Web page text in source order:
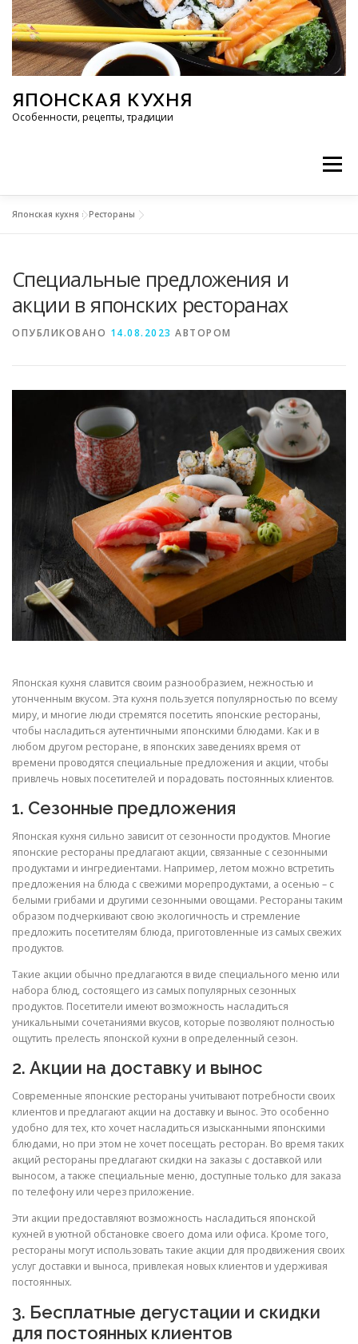
Перейти к содержимому
ЯПОНСКАЯ КУХНЯ
Особенности, рецепты, традиции
Меню
РЕЦЕПТЫ ТРАДИЦИИ СТАТЬИ
Японская кухня »Рестораны
Специальные предложения и
акции в японских ресторанах
ОПУБЛИКОВАНО 14.08.2023 АВТОРОМ
Японская кухня славится своим разнообразием, нежностью и
утонченным вкусом. Эта кухня пользуется популярностью по всему
миру, и многие люди стремятся посетить японские рестораны,
чтобы насладиться аутентичными японскими блюдами. Как и в
любом другом ресторане, в японских заведениях время от
времени проводятся специальные предложения и акции, чтобы
привлечь новых посетителей и порадовать постоянных клиентов.
1. Сезонные предложения
Японская кухня сильно зависит от сезонности продуктов. Многие
японские рестораны предлагают акции, связанные с сезонными
продуктами и ингредиентами. Например, летом можно встретить
предложения на блюда с свежими морепродуктами, а осенью – с
белыми грибами и другими сезонными овощами. Рестораны таким
образом подчеркивают свою экологичность и стремление
предложить посетителям блюда, приготовленные из самых свежих
продуктов.
Такие акции обычно предлагаются в виде специального меню или
набора блюд, состоящего из самых популярных сезонных
продуктов. Посетители имеют возможность насладиться
уникальными сочетаниями вкусов, которые позволяют полностью
ощутить прелесть японской кухни в определенный сезон.
2. Акции на доставку и вынос
Современные японские рестораны учитывают потребности своих
клиентов и предлагают акции на доставку и вынос. Это особенно
удобно для тех, кто хочет насладиться изысканными японскими
блюдами, но при этом не хочет посещать ресторан. Во время таких
акций рестораны предлагают скидки на заказы с доставкой или
выносом, а также специальные меню, доступные только для заказа
по телефону или через приложение.
Эти акции предоставляют возможность насладиться японской
кухней в уютной обстановке своего дома или офиса. Кроме того,
рестораны могут использовать такие акции для продвижения своих
услуг доставки и выноса, привлекая новых клиентов и удерживая
постоянных.
3. Бесплатные дегустации и скидки
для постоянных клиентов